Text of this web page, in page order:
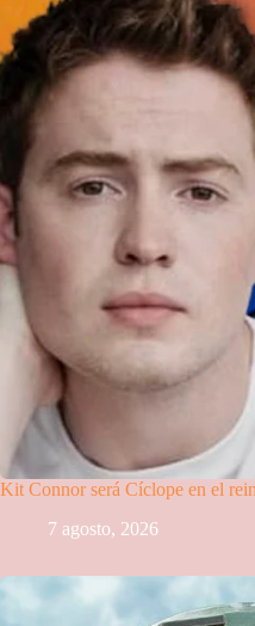
Kit Connor será Cíclope en el
7 agosto, 2026